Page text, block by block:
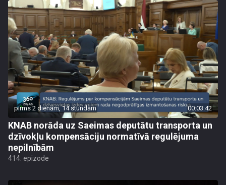
pirms 2 dienām, 14 stundām 00:03:42
KNAB norāda uz Saeimas deputātu transporta un
dzīvokļu kompensāciju normatīvā regulējuma
nepilnībām
414. epizode